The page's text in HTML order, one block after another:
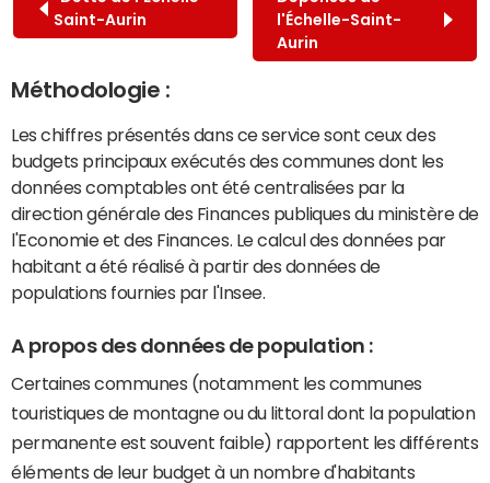
Saint-Aurin
l'Échelle-Saint-
Aurin
Méthodologie :
Les chiffres présentés dans ce service sont ceux des
budgets principaux exécutés des communes dont les
données comptables ont été centralisées par la
direction générale des Finances publiques du ministère de
l'Economie et des Finances. Le calcul des données par
habitant a été réalisé à partir des données de
populations fournies par l'Insee.
A propos des données de population :
Certaines communes (notamment les communes
touristiques de montagne ou du littoral dont la population
permanente est souvent faible) rapportent les différents
éléments de leur budget à un nombre d'habitants